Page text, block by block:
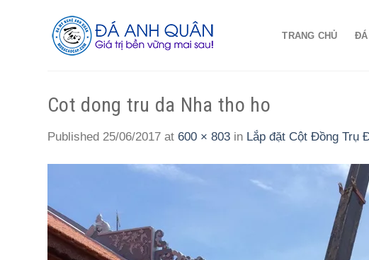
TRANG CHỦ ĐÁ
Cot dong tru da Nha tho ho
Published 25/06/2017 at 600 × 803 in Lắp đặt Cột Đồng Trụ